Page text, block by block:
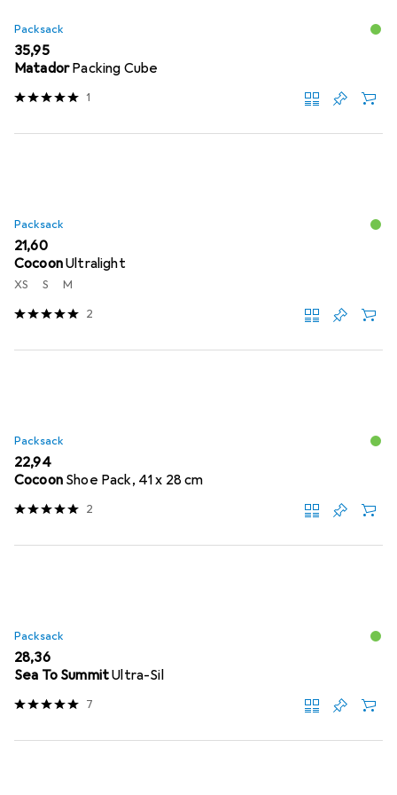
Packsack
EUR
35,95
MatadorPacking Cube
1
Packsack
EUR
21,60
CocoonUltralight
XS S M
2
Packsack
EUR
22,94
Cocoon Shoe Pack, 41 x 28 cm
2
Packsack
EUR
28,36
Sea To SummitUltra-Sil
7